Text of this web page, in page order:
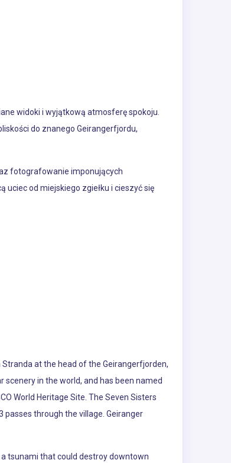
widoki i wyjątkową atmosferę spokoju.
do znanego Geirangerfjordu,
fotografowanie imponujących
od miejskiego zgiełku i cieszyć się
at the head of the Geirangerfjorden,
in the world, and has been named
World Heritage Site. The Seven Sisters
through the village. Geiranger
tsunami that could destroy downtown